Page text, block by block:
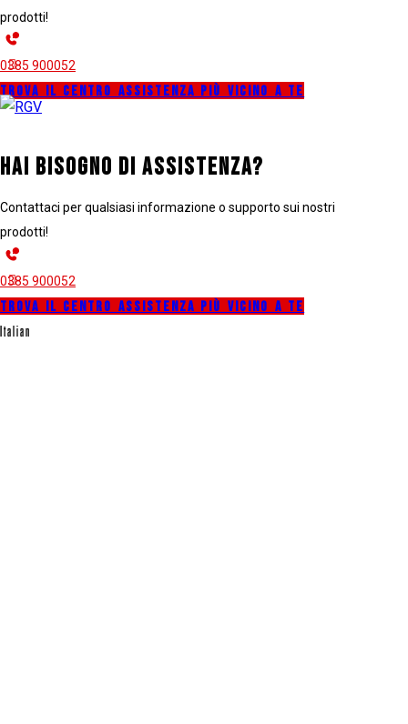
prodotti!
postvenditaRGV@retenellarete.it
0385 900052
TROVA IL CENTRO ASSISTENZA PIÙ VICINO A TE
HAI BISOGNO DI ASSISTENZA?
Contattaci per qualsiasi informazione o supporto sui nostri
prodotti!
postvenditaRGV@retenellarete.it
0385 900052
TROVA IL CENTRO ASSISTENZA PIÙ VICINO A TE
Italian